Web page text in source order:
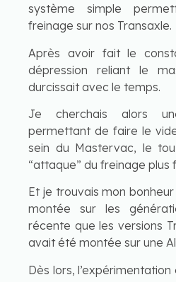
système simple
freinage sur nos Transaxle.
Après avoir fait le
dépression reliant le
durcissait avec le temps.
Je cherchais alors
permettant de faire le
sein du Mastervac, le
“attaque” du freinage plus
Et je trouvais mon
montée sur les
récente que les versions
avait été montée sur une
Dès lors,